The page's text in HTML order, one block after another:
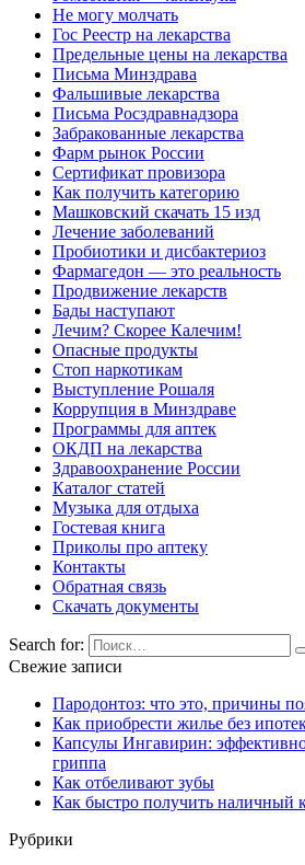
Не могу молчать
Гос Реестр на лекарства
Предельные цены на лекарства
Письма Минздрава
Фальшивые лекарства
Письма Росздравнадзора
Забракованные лекарства
Фарм рынок России
Сертификат провизора
Как получить категорию
Машковский скачать 15 изд
Лечение заболеваний
Пробиотики и дисбактериоз
Фармагедон — это реальность
Продвижение лекарств
Бады наступают
Лечим? Скорее Калечим!
Опасные продукты
Стоп наркотикам
Выступление Рошаля
Коррупция в Минздраве
Программы для аптек
ОКДП на лекарства
Здравоохранение России
Каталог статей
Музыка для отдыха
Гостевая книга
Приколы про аптеку
Контакты
Обратная связь
Скачать документы
Search for:
Свежие записи
Пародонтоз: что это, причины
Как приобрести жилье без
Капсулы Ингавирин:
гриппа
Как отбеливают зубы
Как быстро получить наличный
Рубрики